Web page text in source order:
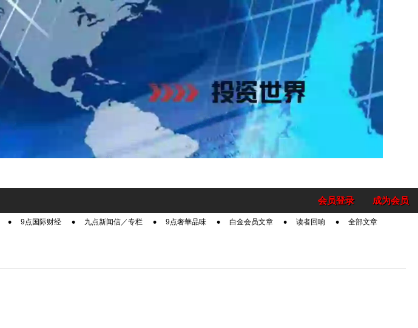
成为会员
会员登录
9点国际财经 九点新闻信／专栏 9点奢華品味 白金会员文章 读者回响 全部文章